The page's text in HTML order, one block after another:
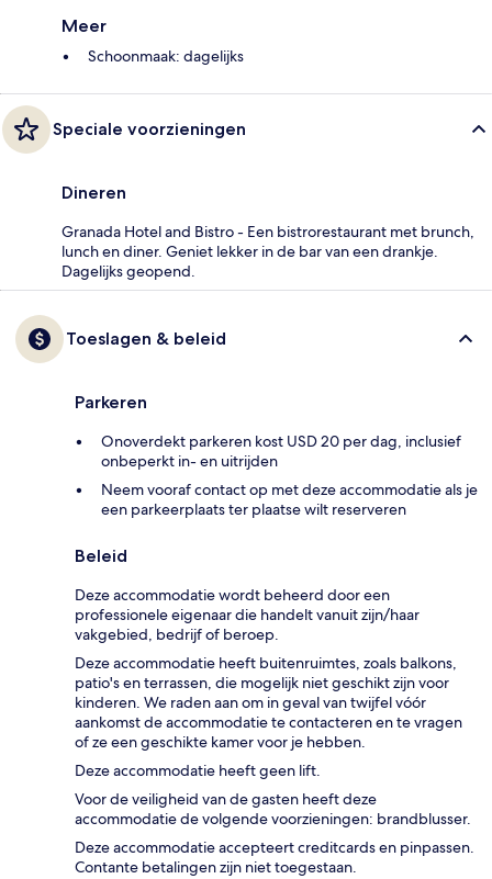
Meer
Schoonmaak: dagelijks
Speciale voorzieningen
Dineren
Granada Hotel and Bistro - Een bistrorestaurant met brunch,
lunch en diner. Geniet lekker in de bar van een drankje.
Dagelijks geopend.
Toeslagen & beleid
Parkeren
Onoverdekt parkeren kost USD 20 per dag, inclusief
onbeperkt in- en uitrijden
Neem vooraf contact op met deze accommodatie als je
een parkeerplaats ter plaatse wilt reserveren
Beleid
Deze accommodatie wordt beheerd door een
professionele eigenaar die handelt vanuit zijn/haar
vakgebied, bedrijf of beroep.
Deze accommodatie heeft buitenruimtes, zoals balkons,
patio's en terrassen, die mogelijk niet geschikt zijn voor
kinderen. We raden aan om in geval van twijfel vóór
aankomst de accommodatie te contacteren en te vragen
of ze een geschikte kamer voor je hebben.
Deze accommodatie heeft geen lift.
Voor de veiligheid van de gasten heeft deze
accommodatie de volgende voorzieningen: brandblusser.
Deze accommodatie accepteert creditcards en pinpassen.
Contante betalingen zijn niet toegestaan.